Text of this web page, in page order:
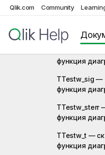
Qlik.com Community
функция
функция
функция
TTestw_sig —
функция
TTestw_sterr
функция
TTestw_t —
функция